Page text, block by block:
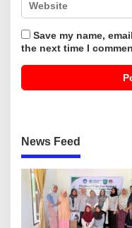
Save my name,
the next time I
News Feed